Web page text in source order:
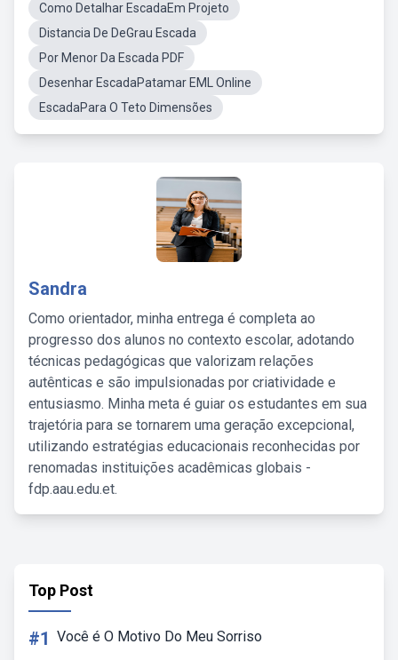
Como Detalhar EscadaEm Projeto
Distancia De DeGrau Escada
Por Menor Da Escada PDF
Desenhar EscadaPatamar EML Online
EscadaPara O Teto Dimensões
Sandra
Como orientador, minha entrega é completa ao
progresso dos alunos no contexto escolar, adotando
técnicas pedagógicas que valorizam relações
autênticas e são impulsionadas por criatividade e
entusiasmo. Minha meta é guiar os estudantes em sua
trajetória para se tornarem uma geração excepcional,
utilizando estratégias educacionais reconhecidas por
renomadas instituições acadêmicas globais -
fdp.aau.edu.et.
Top Post
#1 Você é O Motivo Do Meu Sorriso